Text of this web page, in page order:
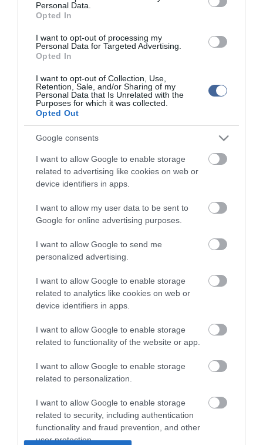
Personal Data.
Opted In
I want to opt-out of processing my
Personal Data for Targeted Advertising.
Opted In
I want to opt-out of Collection, Use,
Retention, Sale, and/or Sharing of my
Personal Data that Is Unrelated with the
Purposes for which it was collected.
Opted Out
Google consents
I want to allow Google to enable storage
related to advertising like cookies on web or
device identifiers in apps.
I want to allow my user data to be sent to
Google for online advertising purposes.
I want to allow Google to send me
personalized advertising.
I want to allow Google to enable storage
related to analytics like cookies on web or
device identifiers in apps.
I want to allow Google to enable storage
related to functionality of the website or app.
I want to allow Google to enable storage
related to personalization.
I want to allow Google to enable storage
related to security, including authentication
functionality and fraud prevention, and other
user protection.
Tanár Úr gyere, mindjárt lesz Lillád!
2022.05.10 21:07
JólVanna
Porvihar
Mit szólsz? Ide minden baromságot...
Médiaajánlat és hirdetési akciók Impresszum
Adatvédelmi
nyiltakozat• Fórum•Írj Nekünk!•Olvasói és moderálási alapelvek